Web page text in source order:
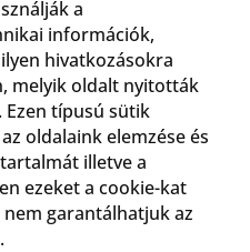
a
információk,
hivatkozásokra
melyik oldalt nyitották
típusú sütik
oldalaink elemzése és
illetve a
ezeket a cookie-kat
garantálhatjuk az